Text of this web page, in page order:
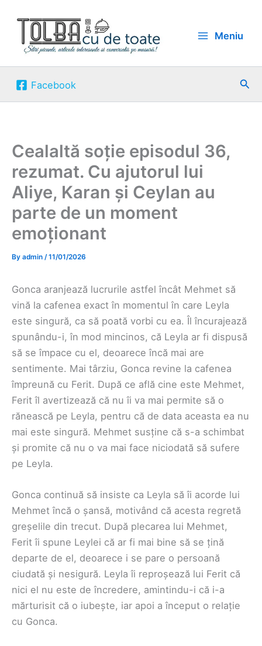
content
Meniu
Facebook
Cealaltă soție episodul 36,
rezumat. Cu ajutorul lui
Aliye, Karan și Ceylan au
parte de un moment
emoționant
By admin /11/01/2026
Gonca aranjează lucrurile astfel încât Mehmet să
vină la cafenea exact în momentul în care Leyla
este singură, ca să poată vorbi cu ea. Îl încurajează
spunându-i, în mod mincinos, că Leyla ar fi dispusă
să se împace cu el, deoarece încă mai are
sentimente. Mai târziu, Gonca revine la cafenea
împreună cu Ferit. După ce află cine este Mehmet,
Ferit îl avertizează că nu îi va mai permite să o
rănească pe Leyla, pentru că de data aceasta ea nu
mai este singură. Mehmet susține că s-a schimbat
și promite că nu o va mai face niciodată să sufere
pe Leyla.
Gonca continuă să insiste ca Leyla să îi acorde lui
Mehmet încă o șansă, motivând că acesta regretă
greșelile din trecut. După plecarea lui Mehmet,
Ferit îi spune Leylei că ar fi mai bine să se țină
departe de el, deoarece i se pare o persoană
ciudată și nesigură. Leyla îi reproșează lui Ferit că
nici el nu este de încredere, amintindu-i că i-a
mărturisit că o iubește, iar apoi a început o relație
cu Gonca.